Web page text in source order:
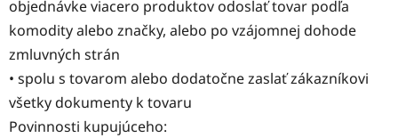
objednávke viacero produktov odoslať tovar podľa
komodity alebo značky, alebo po vzájomnej dohode
zmluvných strán
• spolu s tovarom alebo dodatočne zaslať zákazníkovi
všetky dokumenty k tovaru
Povinnosti kupujúceho: